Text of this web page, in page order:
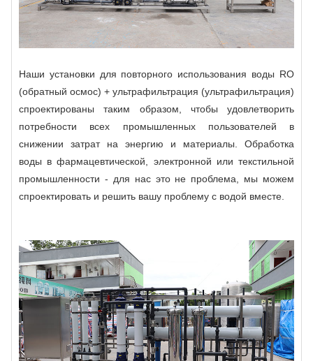
Наши установки для повторного использования воды RO
(обратный осмос) + ультрафильтрация (ультрафильтрация)
спроектированы таким образом, чтобы удовлетворить
потребности всех промышленных пользователей в
снижении затрат на энергию и материалы. Обработка
воды в фармацевтической, электронной или текстильной
промышленности - для нас это не проблема, мы можем
спроектировать и решить вашу проблему с водой вместе.